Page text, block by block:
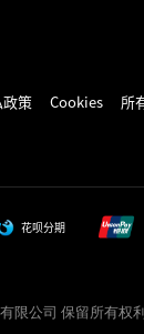
政策 Cookies 所
花呗分期
限公司 保留所有权